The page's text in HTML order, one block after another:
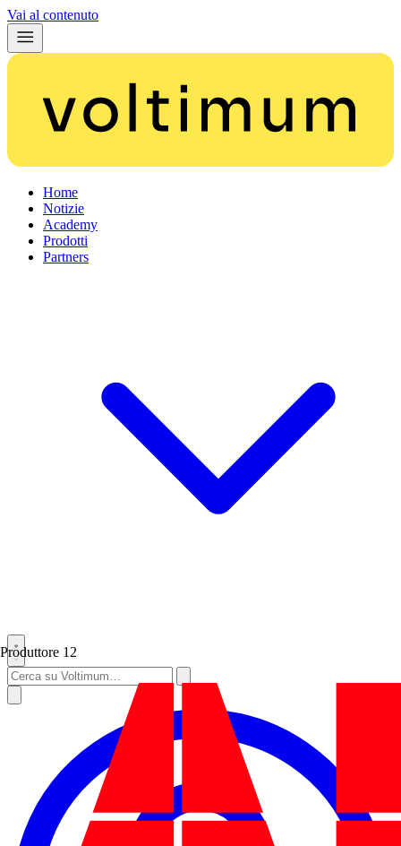
Vai al contenuto
Home
Notizie
Academy
Prodotti
Partners
Produttore 12